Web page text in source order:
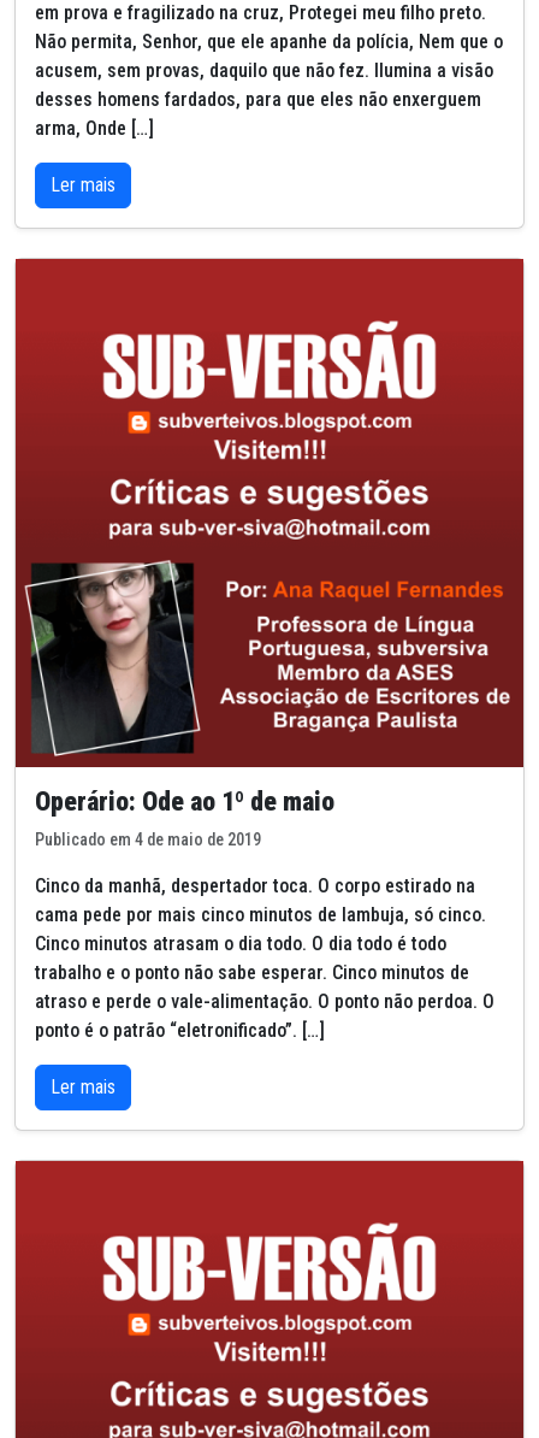
em prova e fragilizado na cruz, Protegei meu filho preto.
Não permita, Senhor, que ele apanhe da polícia, Nem que o
acusem, sem provas, daquilo que não fez. Ilumina a visão
desses homens fardados, para que eles não enxerguem
arma, Onde […]
Ler mais
Operário: Ode ao 1º de maio
Publicado em 4 de maio de 2019
Cinco da manhã, despertador toca. O corpo estirado na
cama pede por mais cinco minutos de lambuja, só cinco.
Cinco minutos atrasam o dia todo. O dia todo é todo
trabalho e o ponto não sabe esperar. Cinco minutos de
atraso e perde o vale-alimentação. O ponto não perdoa. O
ponto é o patrão “eletronificado”. […]
Ler mais